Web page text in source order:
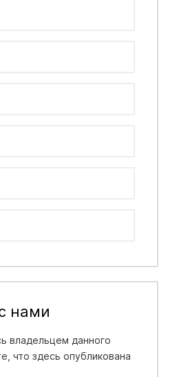
нами
владельцем данного
что здесь опубликована